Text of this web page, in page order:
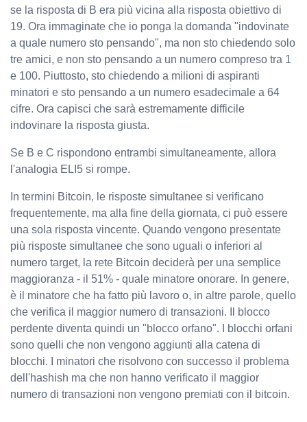
se la risposta di B era più vicina alla risposta obiettivo di
19. Ora immaginate che io ponga la domanda "indovinate
a quale numero sto pensando", ma non sto chiedendo solo
tre amici, e non sto pensando a un numero compreso tra 1
e 100. Piuttosto, sto chiedendo a milioni di aspiranti
minatori e sto pensando a un numero esadecimale a 64
cifre. Ora capisci che sarà estremamente difficile
indovinare la risposta giusta.
Se B e C rispondono entrambi simultaneamente, allora
l'analogia ELI5 si rompe.
In termini Bitcoin, le risposte simultanee si verificano
frequentemente, ma alla fine della giornata, ci può essere
una sola risposta vincente. Quando vengono presentate
più risposte simultanee che sono uguali o inferiori al
numero target, la rete Bitcoin deciderà per una semplice
maggioranza - il 51% - quale minatore onorare. In genere,
è il minatore che ha fatto più lavoro o, in altre parole, quello
che verifica il maggior numero di transazioni. Il blocco
perdente diventa quindi un "blocco orfano". I blocchi orfani
sono quelli che non vengono aggiunti alla catena di
blocchi. I minatori che risolvono con successo il problema
dell'hashish ma che non hanno verificato il maggior
numero di transazioni non vengono premiati con il bitcoin.